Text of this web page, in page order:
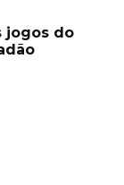
jogos do